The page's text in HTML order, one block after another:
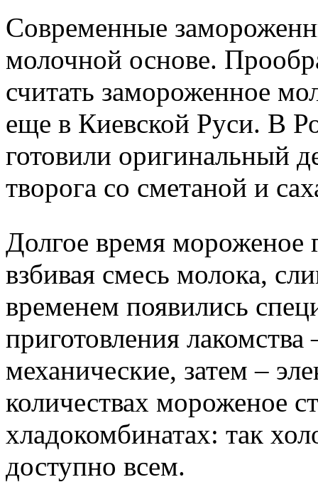
Современные
молочной основе.
считать замороженное
еще в Киевской Руси. В
готовили оригинальный
творога со сметаной и
Долгое время мороженое
взбивая смесь молока,
временем появились
приготовления
механические, затем –
количествах мороженое
хладокомбинатах: так
доступно всем.